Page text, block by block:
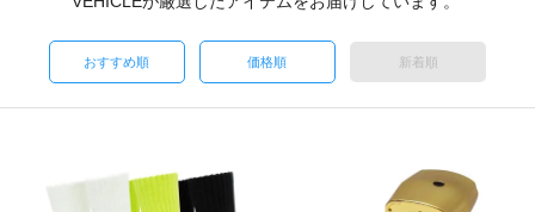
おすすめ順 価格順 新着順